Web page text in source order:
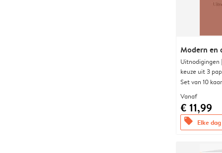
Modern en
keuze uit 3
Set van 10
Vanaf
€ 11,99
offers Elke